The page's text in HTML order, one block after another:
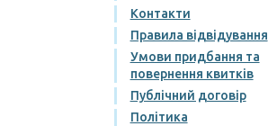
Контакти
Правила відвідування
Умови придбання та
повернення квитків
Публічний договір
Політика